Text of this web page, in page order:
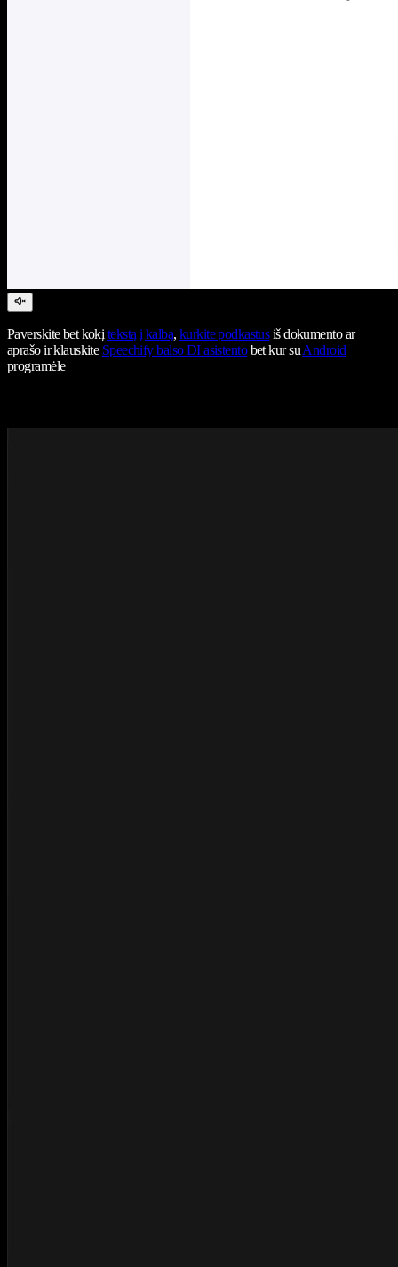
Paverskite bet kokįtekstą į kalbą, kurkite podkastusiš dokumento ar
aprašo ir klauskite Speechify balso DI asistentobet kur suAndroid
programėle